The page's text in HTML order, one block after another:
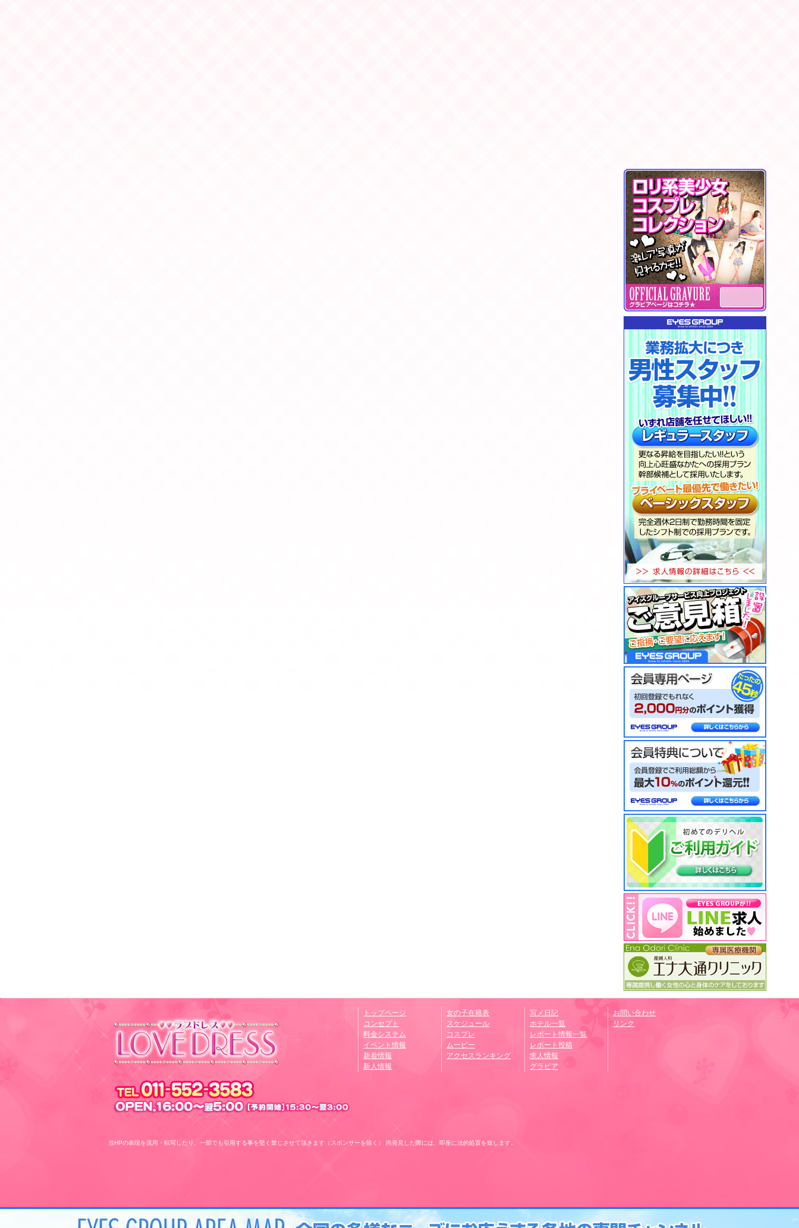
トップページ
コンセプト
料金システム
イベント情報
新着情報
新人情報
女の子在籍表
スケジュール
コスプレ
ムービー
アクセスランキング
写メ日記
ホテル一覧
レポート情報一覧
レポート投稿
求人情報
グラビア
お問い合わせ
リンク
当HPの表現を流用・転写したり、一部でも引用する事を堅く禁じさせて頂きます（スポンサーを除く） 尚発見した際には、即座に法的処置を致します。